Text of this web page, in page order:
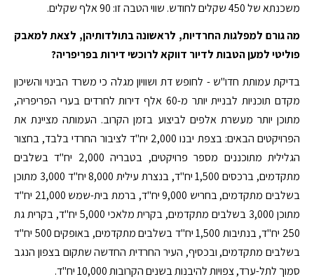
משכנתא של 450 שקלים לחודש. שווי הטבה זו: 90 אלף שקלים.
מה גורם למפלגות החרדיות, לראשונה בתולדותיהן, לצאת למאבק
פוליטי למען הטבות לדיור דווקא לרוכשי דירות בפריפריה?
בדיקת עמותת חדו"ש - לחופש דת ושוויון מגלה כי משרד הבינוי והשיכון
מקדם תוכניות לבניית יותר מ-60 אלף דירות לחרדים בערי הפריפריה,
מתוכן יותר מעשרת אלפים לביצוע בזמן הקרוב. העמותה מציינת את
הפרויקטים הבאים: בצפת יבנו 2,000 יח"ד לציבור החרדי בלבד, בחצור
הגלילית מתוכננים מספר פרויקטים, בטבריה 2,000 יח"ד בשלבים
מתקדמים, ברכסים 1,500 יח"ד, בנצרת עילית 8,000 יח"ד 3,000 מתוכן
בשלבים מתקדמים, בחריש 9,000 יח"ד, ברמת בית-שמש 21,000 יח"ד
מתוכן 3,000 בשלבים מתקדמים, בקרית מלאכי 5,000 יח"ד, בקרית גת
250 יח"ד, בנתיבות 1,500 יח"ד בשלבים מתקדמים, באופקים 500 יח"ד
בשלבים מתקדמים, ובכסיף, העיר החרדית החדשה שתקום בצפון הנגב
סמוך לתל-ערד, צפויות להיבנות בשנים הקרובות 10,000 יח"ד.